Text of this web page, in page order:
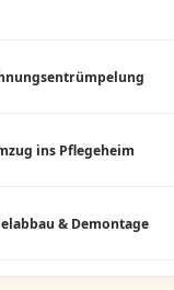
ins Pflegeheim
& Demontage